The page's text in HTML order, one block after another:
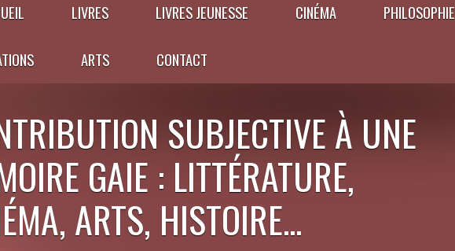
LIVRES LIVRES JEUNESSE CINÉMA PHILOSOPHIE
ARTS CONTACT
SUBJECTIVE À UNE
GAIE : LITTÉRATURE,
ARTS, HISTOIRE...